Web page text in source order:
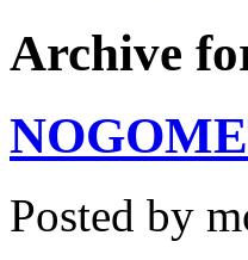
Archive
Posted by